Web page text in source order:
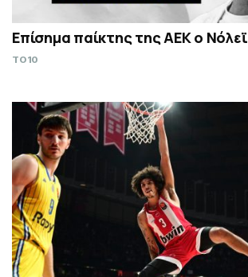
Επίσημα παίκτης της ΑΕΚ ο Νόλεϊ
TO10